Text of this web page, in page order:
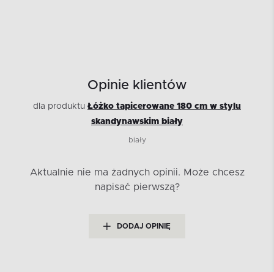
Opinie klientów
dla produktu Łóżko tapicerowane 180 cm w stylu
skandynawskim biały
biały
Aktualnie nie ma żadnych opinii. Może chcesz
napisać pierwszą?
DODAJ OPINIĘ